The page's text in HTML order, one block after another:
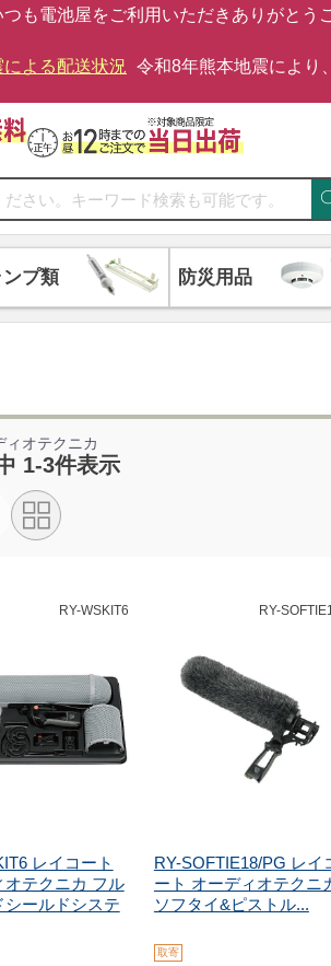
つも電池屋をご利用いただきありがとう
による配送状況 令和8年熊本地震により
ンプ類 防災用品
ィオテクニカ
1-3件表示
RY-WSKIT6
レイコート
オテクニカ フル
シールドシステ
RY-
RY-SOFTIE18/PG レイ
ート オーディオテクニ
ソフタイ&ピストル...
取寄